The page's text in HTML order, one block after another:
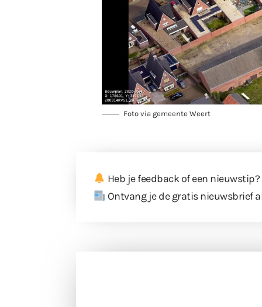
Foto via gemeente Weert
Heb je feedback of een nieuwstip?
Ontvang je de gratis nieuwsbrief